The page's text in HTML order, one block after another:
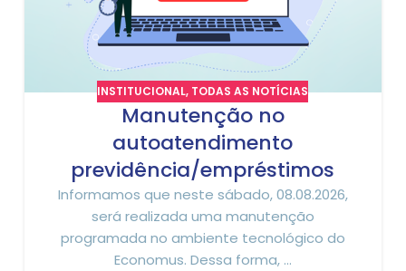
INSTITUCIONAL, TODAS AS NOTÍCIAS
Manutenção no
autoatendimento
previdência/empréstimos
Informamos que neste sábado, 08.08.2026,
será realizada uma manutenção
programada no ambiente tecnológico do
Economus. Dessa forma, ...